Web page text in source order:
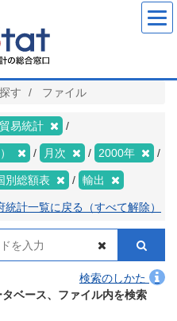
す ファイル
易統計
月次 2000年
別総額表 輸出
統計一覧に戻る（すべて解除）
検索のしかた
タベース、ファイル内を検索